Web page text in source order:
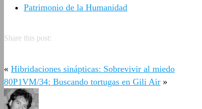
Patrimonio de la Humanidad
Share this post:
« Hibridaciones sinápticas: Sobrevivir al miedo
80P1VM/34: Buscando tortugas en Gili Air »